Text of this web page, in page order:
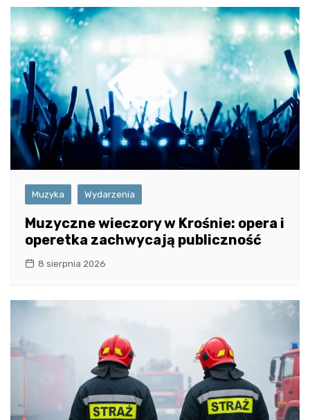
Muzyka Wydarzenia
Muzyczne wieczory w Krośnie: opera i
operetka zachwycają publiczność
8 sierpnia 2026